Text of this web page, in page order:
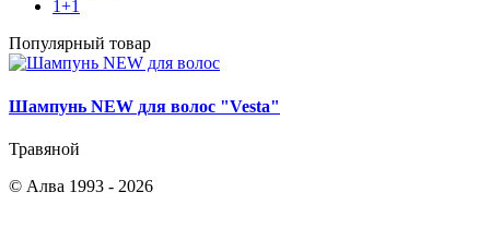
1+1
Популярный товар
Шампунь NEW для волос "Vesta"
Травяной
© Алва 1993 - 2026